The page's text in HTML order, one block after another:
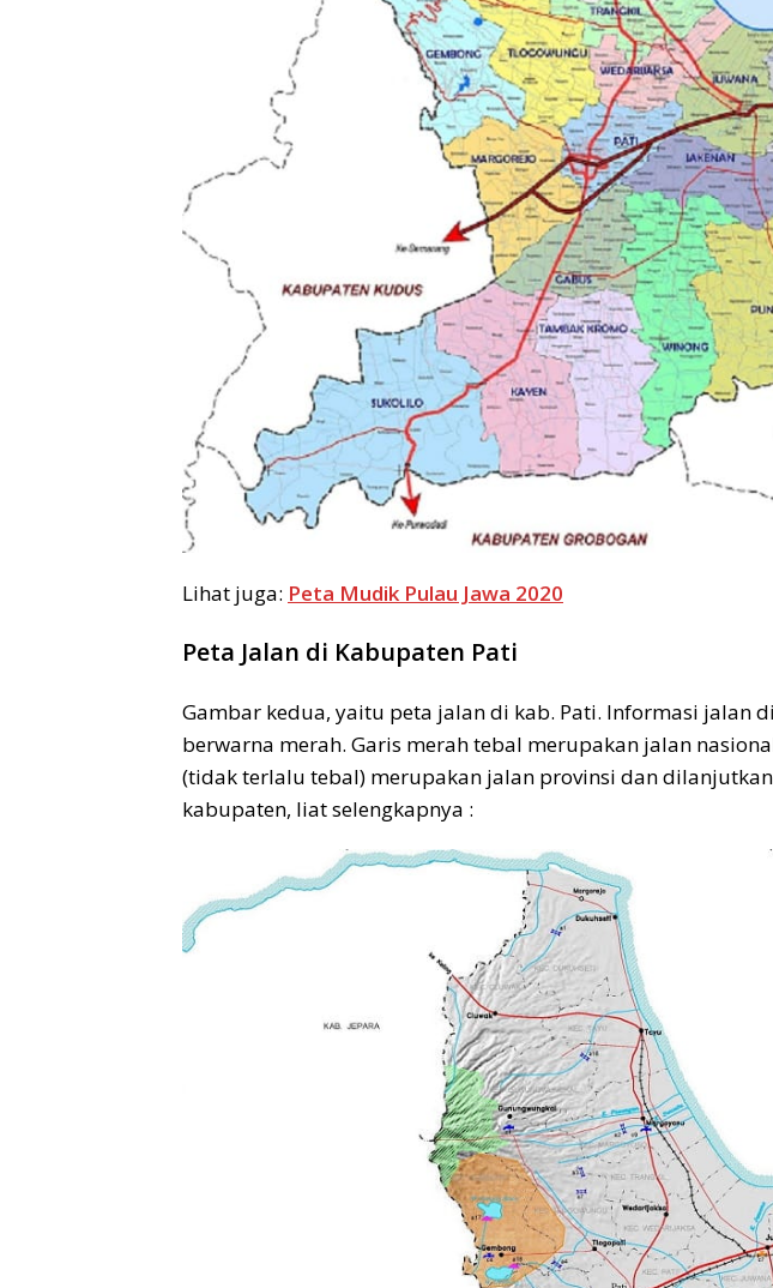
Lihat juga: Peta Mudik Pulau Jawa 2020
Peta Jalan di Kabupaten Pati
Gambar kedua, yaitu peta jalan di kab. Pati. Informasi jalan
berwarna merah. Garis merah tebal merupakan jalan
(tidak terlalu tebal) merupakan jalan provinsi dan
kabupaten, liat selengkapnya :